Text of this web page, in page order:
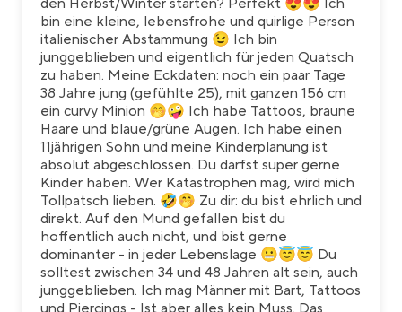
den Herbst/Winter starten? Perfekt 😍😍 Ich
bin eine kleine, lebensfrohe und quirlige Person
italienischer Abstammung 😉 Ich bin
junggeblieben und eigentlich für jeden Quatsch
zu haben. Meine Eckdaten: noch ein paar Tage
38 Jahre jung (gefühlte 25), mit ganzen 156 cm
ein curvy Minion 🤭🤪 Ich habe Tattoos, braune
Haare und blaue/grüne Augen. Ich habe einen
11jährigen Sohn und meine Kinderplanung ist
absolut abgeschlossen. Du darfst super gerne
Kinder haben. Wer Katastrophen mag, wird mich
Tollpatsch lieben. 🤣🤭 Zu dir: du bist ehrlich und
direkt. Auf den Mund gefallen bist du
hoffentlich auch nicht, und bist gerne
dominanter - in jeder Lebenslage 😬😇😇 Du
solltest zwischen 34 und 48 Jahren alt sein, auch
junggeblieben. Ich mag Männer mit Bart, Tattoos
und Piercings - Ist aber alles kein Muss. Das